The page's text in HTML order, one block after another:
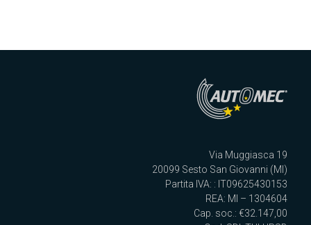
Via Muggiasca 19
20099 Sesto San Giovanni (MI)
Partita IVA: : IT09625430153
REA: MI – 1304604
Cap. soc.: €32.147,00